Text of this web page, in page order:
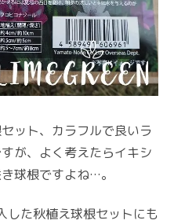
ット、カラフルで良いラ
が、よく考えたらイキシ
球根ですよね…。
た秋植え球根セットにも